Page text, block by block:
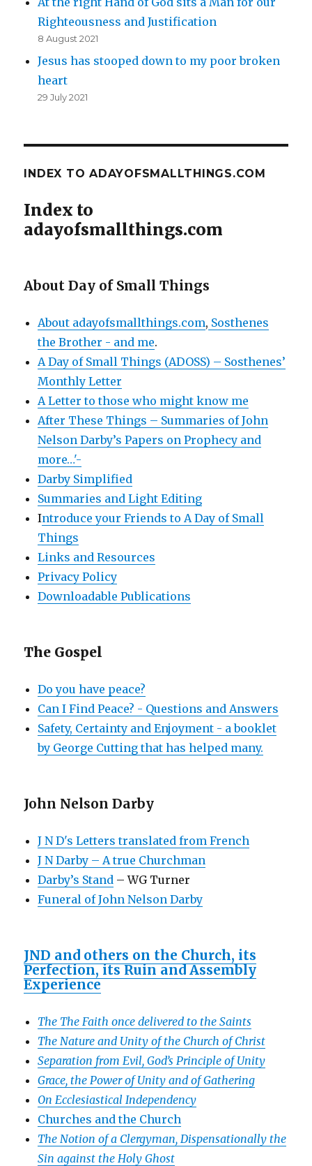
Righteousness and Justification
8 August 2021
Jesus has stooped down to my poor broken
heart
29 July 2021
INDEX TO ADAYOFSMALLTHINGS.COM
Index to
adayofsmallthings.com
About Day of Small Things
About adayofsmallthings.com, Sosthenes
the Brother - and me.
A Day of Small Things (ADOSS) – Sosthenes’
Monthly Letter
A Letter to those who might know me
After These Things – Summaries of John
Nelson Darby’s Papers on Prophecy and
more…'-
Darby Simplified
Summaries and Light Editing
Introduce your Friends to A Day of Small
Things
Links and Resources
Privacy Policy
Downloadable Publications
The Gospel
Do you have peace?
Can I Find Peace? - Questions and Answers
Safety, Certainty and Enjoyment - a booklet
by George Cutting that has helped many.
John Nelson Darby
J N D's Letters translated from French
J N Darby – A true Churchman
Darby’s Stand – WG Turner
Funeral of John Nelson Darby
JND and others on the Church, its
Perfection, its Ruin and Assembly
Experience
The The Faith once delivered to the Saints
The Nature and Unity of the Church of Christ
Separation from Evil, God’s Principle of Unity
Grace, the Power of Unity and of Gathering
On Ecclesiastical Independency
Churches and the Church
The Notion of a Clergyman, Dispensationally the
Sin against the Holy Ghost